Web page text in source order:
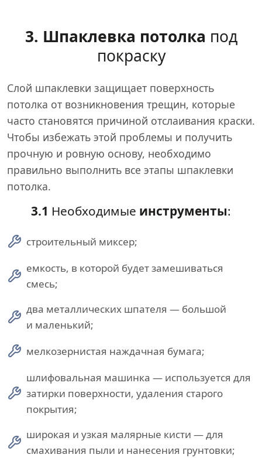
3. Шпаклевка потолка под
покраску
Слой шпаклевки защищает поверхность
потолка от возникновения трещин, которые
часто становятся причиной отслаивания краски.
Чтобы избежать этой проблемы и получить
прочную и ровную основу, необходимо
правильно выполнить все этапы шпаклевки
потолка.
3.1 Необходимые инструменты:
строительный миксер;
емкость, в которой будет замешиваться
смесь;
два металлических шпателя — большой
и маленький;
мелкозернистая наждачная бумага;
шлифовальная машинка — используется для
затирки поверхности, удаления старого
покрытия;
широкая и узкая малярные кисти — для
смахивания пыли и нанесения грунтовки;